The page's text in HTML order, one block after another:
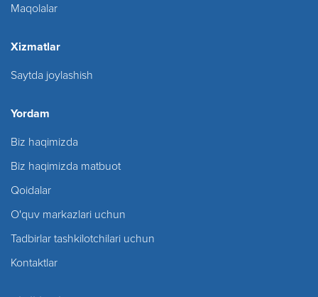
Maqolalar
Xizmatlar
Saytda joylashish
Yordam
Biz haqimizda
Biz haqimizda matbuot
Qoidalar
O'quv markazlari uchun
Tadbirlar tashkilotchilari uchun
Kontaktlar